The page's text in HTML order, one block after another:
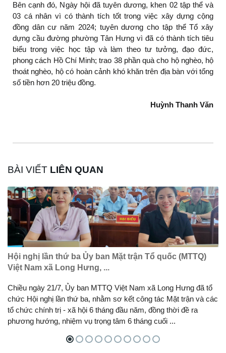
Bên cạnh đó, Ngày hội đã tuyên dương, khen 02 tập thể và
03 cá nhân vì có thành tích tốt trong việc xây dựng cộng
đồng dân cư năm 2024; tuyên dương cho tập thể Tổ xây
dựng cầu đường phường Tân Hưng vì đã có thành tích tiêu
biểu trong việc học tập và làm theo tư tưởng, đạo đức,
phong cách Hồ Chí Minh; trao 38 phần quà cho hộ nghèo, hộ
thoát nghèo, hộ có hoàn cảnh khó khăn trên địa bàn với tổng
số tiền hơn 20 triệu đồng.
Huỳnh Thanh Văn
BÀI VIẾT LIÊN QUAN
Hội nghị lần thứ ba Ủy ban Mặt trận Tổ quốc (MTTQ)
Việt Nam xã Long Hưng, ...
Chiều ngày 21/7, Ủy ban MTTQ Việt Nam xã Long Hưng đã tổ
chức Hội nghị lần thứ ba, nhằm sơ kết công tác Mặt trận và các
tổ chức chính trị - xã hội 6 tháng đầu năm, đồng thời đề ra
phương hướng, nhiệm vụ trọng tâm 6 tháng cuối ...